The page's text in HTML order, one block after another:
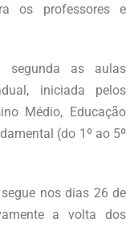
os professores e
segunda as aulas
iniciada pelos
Médio, Educação
(do 1º ao 5º
nos dias 26 de
a volta dos